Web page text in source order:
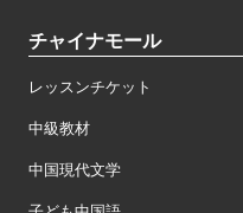
チャイナモール
レッスンチケット
中級教材
中国現代文学